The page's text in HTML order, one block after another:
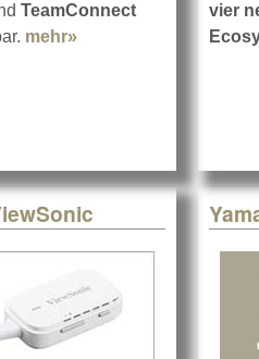
TeamConnect
mehr» about Die
vier